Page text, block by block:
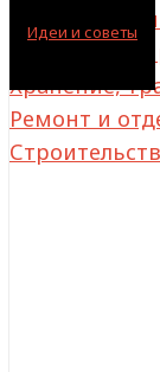
Идеи и советы
Инженерные
Хранение,
Ремонт и